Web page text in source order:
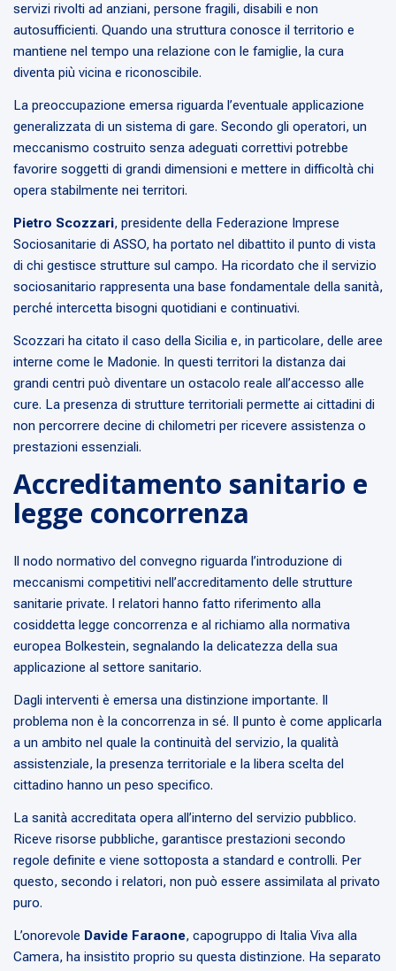
servizi rivolti ad anziani, persone fragili, disabili e non
autosufficienti. Quando una struttura conosce il territorio e
mantiene nel tempo una relazione con le famiglie, la cura
diventa più vicina e riconoscibile.
La preoccupazione emersa riguarda l’eventuale applicazione
generalizzata di un sistema di gare. Secondo gli operatori, un
meccanismo costruito senza adeguati correttivi potrebbe
favorire soggetti di grandi dimensioni e mettere in difficoltà chi
opera stabilmente nei territori.
Pietro Scozzari, presidente della Federazione Imprese
Sociosanitarie di ASSO, ha portato nel dibattito il punto di vista
di chi gestisce strutture sul campo. Ha ricordato che il servizio
sociosanitario rappresenta una base fondamentale della sanità,
perché intercetta bisogni quotidiani e continuativi.
Scozzari ha citato il caso della Sicilia e, in particolare, delle aree
interne come le Madonie. In questi territori la distanza dai
grandi centri può diventare un ostacolo reale all’accesso alle
cure. La presenza di strutture territoriali permette ai cittadini di
non percorrere decine di chilometri per ricevere assistenza o
prestazioni essenziali.
Accreditamento sanitario e
legge concorrenza
Il nodo normativo del convegno riguarda l’introduzione di
meccanismi competitivi nell’accreditamento delle strutture
sanitarie private. I relatori hanno fatto riferimento alla
cosiddetta legge concorrenza e al richiamo alla normativa
europea Bolkestein, segnalando la delicatezza della sua
applicazione al settore sanitario.
Dagli interventi è emersa una distinzione importante. Il
problema non è la concorrenza in sé. Il punto è come applicarla
a un ambito nel quale la continuità del servizio, la qualità
assistenziale, la presenza territoriale e la libera scelta del
cittadino hanno un peso specifico.
La sanità accreditata opera all’interno del servizio pubblico.
Riceve risorse pubbliche, garantisce prestazioni secondo
regole definite e viene sottoposta a standard e controlli. Per
questo, secondo i relatori, non può essere assimilata al privato
puro.
L’onorevole Davide Faraone, capogruppo di Italia Viva alla
Camera, ha insistito proprio su questa distinzione. Ha separato